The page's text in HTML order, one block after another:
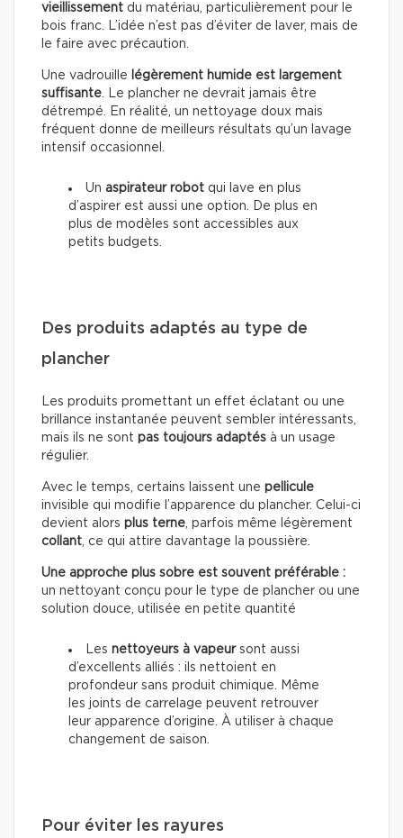
vieillissement du matériau, particulièrement pour le
bois franc. L’idée n’est pas d’éviter de laver, mais de
le faire avec précaution.
Une vadrouille
légèrement humide est largement
suffisante . Le plancher ne devrait jamais être
détrempé. En réalité, un nettoyage doux mais
fréquent donne de meilleurs résultats qu’un lavage
intensif occasionnel.
Un aspirateur robot qui lave en plus
d’aspirer est aussi une option. De plus en
plus de modèles sont accessibles aux
petits budgets.
Des produits adaptés au type de
plancher
Les produits promettant un effet éclatant ou une
brillance instantanée peuvent sembler intéressants,
mais ils ne sont pas toujours adaptés à un usage
régulier.
Avec le temps, certains laissent une pellicule
invisible qui modifie l’apparence du plancher. Celui-ci
devient alors plus terne , parfois même légèrement
collant , ce qui attire davantage la poussière.
Une approche plus sobre est souvent préférable :
un nettoyant conçu pour le type de plancher ou une
solution douce, utilisée en petite quantité
Les nettoyeurs à vapeursont aussi
d’excellents alliés : ils nettoient en
profondeur sans produit chimique. Même
les joints de carrelage peuvent retrouver
leur apparence d’origine. À utiliser à chaque
changement de saison.
Pour éviter les rayures